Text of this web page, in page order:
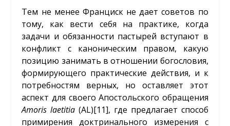
Тем не менее Франциск не дает советов по
тому, как вести себя на практике, когда
задачи и обязанности пастырей вступают в
конфликт с каноническим правом, какую
позицию занимать в отношении богословия,
формирующего практические действия, и к
потребностям верных, но оставляет этот
аспект для своего Апостольского обращения
Amoris laetitia(AL)[11], где предлагает способ
примирения доктринального измерения с